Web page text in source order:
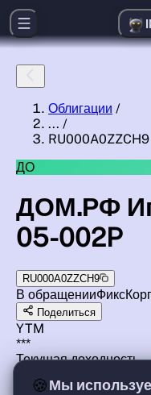
Облигации /
... /
RU000A0ZZCH9
ДО
ДОМ.РФ
05-002P
RU000A0ZZCH9
В обращенииФикс
Поделиться
YTM
***
Текущая доходность
G спред
🍪Мы